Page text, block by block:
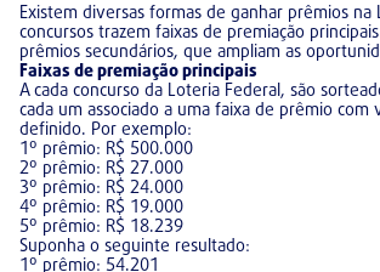
Existem diversas formas de ganhar prêmios na
concursos trazem faixas de premiação
prêmios secundários, que ampliam as
Faixas de premiação principais
A cada concurso da Loteria Federal, são
cada um associado a uma faixa de prêmio com
definido. Por exemplo:
1º prêmio: R$ 500.000
2º prêmio: R$ 27.000
3º prêmio: R$ 24.000
4º prêmio: R$ 19.000
5º prêmio: R$ 18.239
Suponha o seguinte resultado:
1º prêmio: 54.201